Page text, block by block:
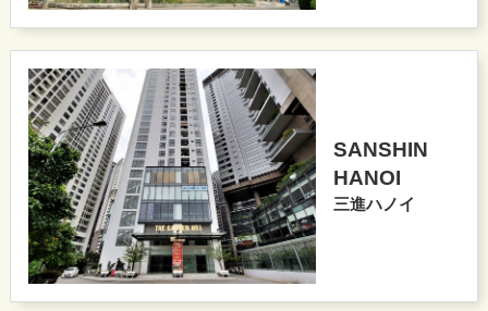
SANSHIN
HANOI
三進ハノイ